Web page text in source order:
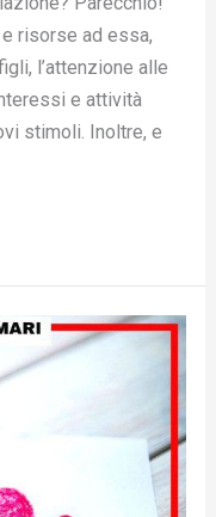
risorse ad essa,
l’attenzione alle
e attività
stimoli. Inoltre, e